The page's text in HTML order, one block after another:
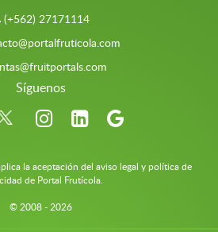
(+562) 27171114
Síguenos
la aceptación del aviso legal y política de
de Portal Frutícola.
© 2008 - 2026